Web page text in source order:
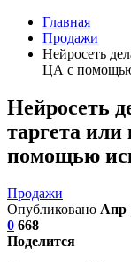
Главная
Продажи
Нейросеть
ЦА с помощью
Нейросеть
таргета
помощью
Продажи
Опубликовано Апр
0 668
Поделится